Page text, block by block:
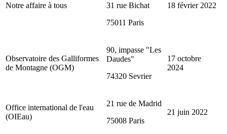
Notre affaire à tous
31 rue Bichat
75011 Paris
18 février 2022
Observatoire des Galliformes
de Montagne (OGM)
90, impasse "Les
Daudes"
74320 Sevrier
17 octobre
2024
Office international de l'eau
(OIEau)
21 rue de Madrid
75008 Paris
21 juin 2022